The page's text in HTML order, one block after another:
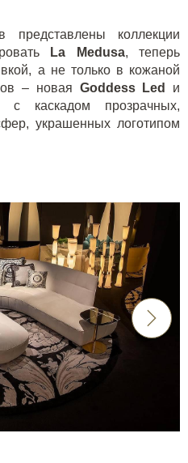
представлены коллекции
La Medusa, теперь
а не только в кожаной
– новая Goddess Led
и
с каскадом прозрачных,
украшенных логотипом